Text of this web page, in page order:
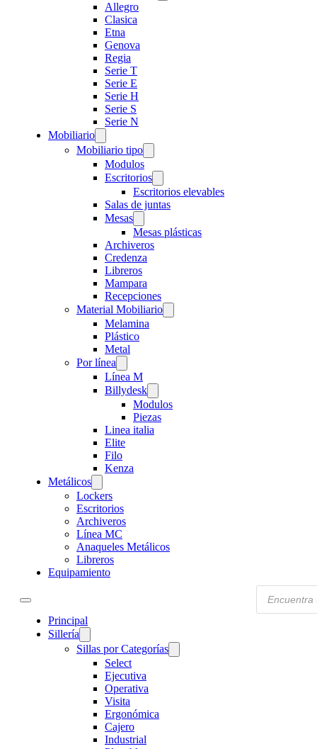
Allegro
Clasica
Etna
Genova
Regia
Serie T
Serie E
Serie H
Serie S
Serie N
Mobiliario
Mobiliario tipo
Modulos
Escritorios
Escritorios elevables
Salas de juntas
Mesas
Mesas plásticas
Archiveros
Credenza
Libreros
Mampara
Recepciones
Material Mobiliario
Melamina
Plástico
Metal
Por línea
Línea M
Billydesk
Modulos
Piezas
Linea italia
Elite
Filo
Kenza
Metálicos
Lockers
Escritorios
Archiveros
Línea MC
Anaqueles Metálicos
Libreros
Equipamiento
Principal
Sillería
Sillas por Categorías
Select
Ejecutiva
Operativa
Visita
Ergonómica
Cajero
Industrial
Products
search